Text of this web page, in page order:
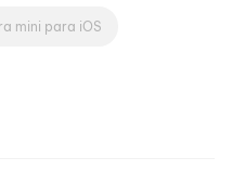
mini para iOS